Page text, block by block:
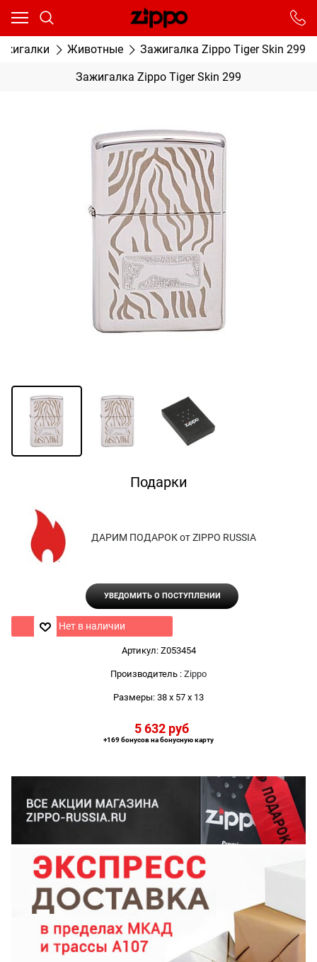
Животные Зажигалка Zippo Tiger Skin 299
Зажигалка Zippo Tiger Skin 299
Подарки
ДАРИМ ПОДАРОК от ZIPPO RUSSIA
УВЕДОМИТЬ О ПОСТУПЛЕНИИ
Нет в наличии
Артикул: Z053454
Производитель : Zippo
Размеры: 38 x 57 x 13
5 632 руб
+169 бонусов на бонусную карту
Ваш город - Москва,
От выбранного города зависят сроки доставки